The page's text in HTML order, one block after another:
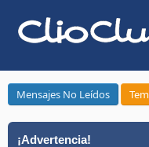
Mensajes No Leídos
¡Advertencia!